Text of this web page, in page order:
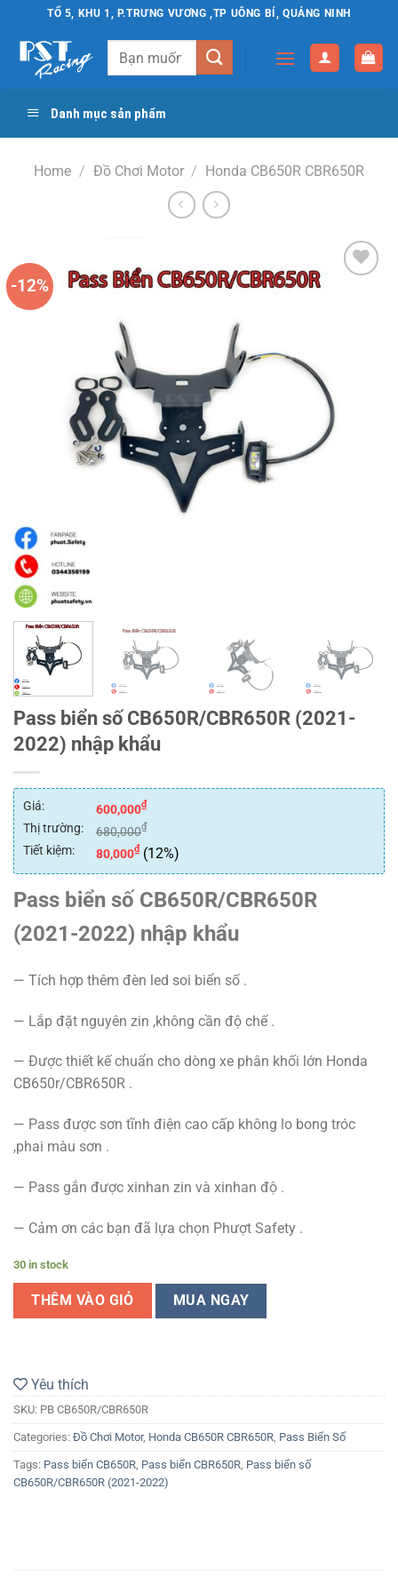
TỔ 5, KHU 1, P.TRƯNG VƯƠNG ,TP UÔNG BÍ, QUẢNG NINH
Search
Danh mục sản phẩm
Home / Đồ Chơi Motor / Honda CB650R CBR650R
-12%
Pass biển số CB650R/CBR650R (2021-
2022) nhập khẩu
Giá: 600,000₫
Thị trường: 680,000₫
Tiết kiệm: 80,000₫ (12%)
Pass biển số CB650R/CBR650R
(2021-2022) nhập khẩu
— Tích hợp thêm đèn led soi biển số .
— Lắp đặt nguyên zin ,không cần độ chế .
— Được thiết kế chuẩn cho dòng xe phân khối lớn Honda
CB650r/CBR650R .
— Pass được sơn tĩnh điện cao cấp không lo bong tróc
,phai màu sơn .
— Pass gắn được xinhan zin và xinhan độ .
— Cảm ơn các bạn đã lựa chọn Phượt Safety .
30 in stock
THÊM VÀO GIỎ MUA NGAY
Yêu thích
SKU: PB CB650R/CBR650R
Categories: Đồ Chơi Motor, Honda CB650R CBR650R, Pass Biển Số
Tags: Pass biển CB650R, Pass biển CBR650R, Pass biển số
CB650R/CBR650R (2021-2022)